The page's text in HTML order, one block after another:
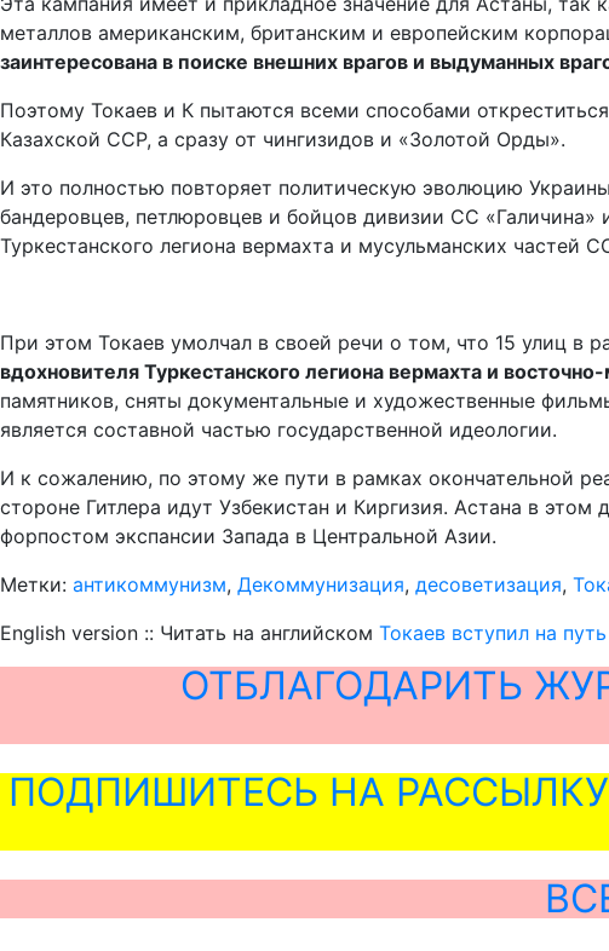
металлов американским, британским и европейским
заинтересована в поиске внешних врагов и выдуманных
Поэтому Токаев и К пытаются всеми способами
Казахской ССР, а сразу от чингизидов и «Золотой Орды».
И это полностью повторяет политическую эволюцию
бандеровцев, петлюровцев и бойцов дивизии СС
Туркестанского легиона вермахта и мусульманских частей
При этом Токаев умолчал в своей речи о том, что 15 улиц в
вдохновителя Туркестанского легиона вермахта и
памятников, сняты документальные и художественные
является составной частью государственной идеологии.
И к сожалению, по этому же пути в рамках окончательной
стороне Гитлера идут Узбекистан и Киргизия. Астана в
форпостом экспансии Запада в Центральной Азии.
Метки: антикоммунизм, Декоммунизация, десоветизация,
English version :: Читать на английском Токаев вступил на
ОТБЛАГОДАРИТЬ
ПОДПИШИТЕСЬ НА